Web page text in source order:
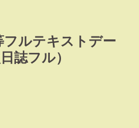
フルテキストデー
誌フル）